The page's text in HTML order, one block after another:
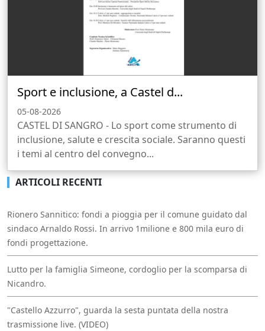
Sport e inclusione, a Castel d...
05-08-2026
CASTEL DI SANGRO - Lo sport come strumento di
inclusione, salute e crescita sociale. Saranno questi
i temi al centro del convegno...
ARTICOLI RECENTI
Rionero Sannitico: fondi a pioggia per il comune guidato dal
sindaco Arnaldo Rossi. In arrivo 1milione e 800 mila euro di
fondi progettazione.
Lutto per la famiglia Simeone, cordoglio per la scomparsa di
Nicandro.
"Castello Azzurro", guarda la sesta puntata della nostra
trasmissione live. (VIDEO)